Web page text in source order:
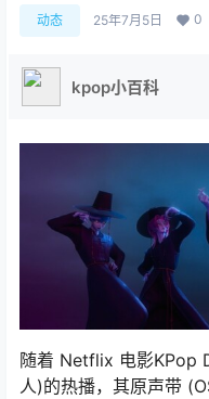
动态 25年7月5日 0
kpop小百科
随着 Netflix 电影KPop
人)的热播，其原声带